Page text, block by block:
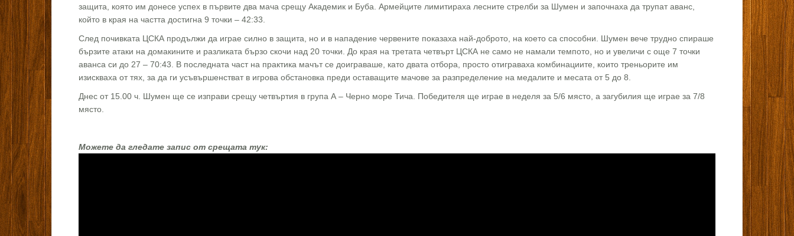
защита, която им донесе успех в първите два мача срещу Академик и Буба. Армейците лимитираха лесните стрелби за Шумен и започнаха да трупат аванс,
който в края на частта достигна 9 точки – 42:33.
След почивката ЦСКА продължи да играе силно в защита, но и в нападение червените показаха най-доброто, на което са способни. Шумен вече трудно спираше
бързите атаки на домакините и разликата бързо скочи над 20 точки. До края на третата четвърт ЦСКА не само не намали темпото, но и увеличи с още 7 точки
аванса си до 27 – 70:43. В последната част на практика мачът се доиграваше, като двата отбора, просто отиграваха комбинациите, които треньорите им
изискваха от тях, за да ги усъвършенстват в игрова обстановка преди оставащите мачове за разпределение на медалите и месата от 5 до 8.
Днес от 15.00 ч. Шумен ще се изправи срещу четвъртия в група А – Черно море Тича. Победителя ще играе в неделя за 5/6 място, а загубилия ще играе за 7/8
място.
Можете да гледате запис от срещата тук: